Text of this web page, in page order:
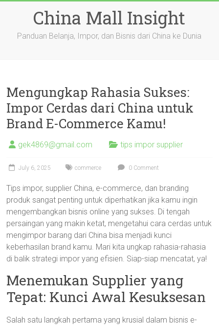
China Mall Insight
Panduan Belanja, Impor, dan Bisnis dari China ke Dunia
Mengungkap Rahasia Sukses:
Impor Cerdas dari China untuk
Brand E-Commerce Kamu!
gek4869@gmail.com tips impor supplier
July 6, 2025 commerce 0 Comment
Tips impor, supplier China, e-commerce, dan branding
produk sangat penting untuk diperhatikan jika kamu ingin
mengembangkan bisnis online yang sukses. Di tengah
persaingan yang makin ketat, mengetahui cara cerdas untuk
mengimpor barang dari China bisa menjadi kunci
keberhasilan brand kamu. Mari kita ungkap rahasia-rahasia
di balik strategi impor yang efisien. Siap-siap mencatat, ya!
Menemukan Supplier yang
Tepat: Kunci Awal Kesuksesan
Salah satu langkah pertama yang krusial dalam bisnis e-